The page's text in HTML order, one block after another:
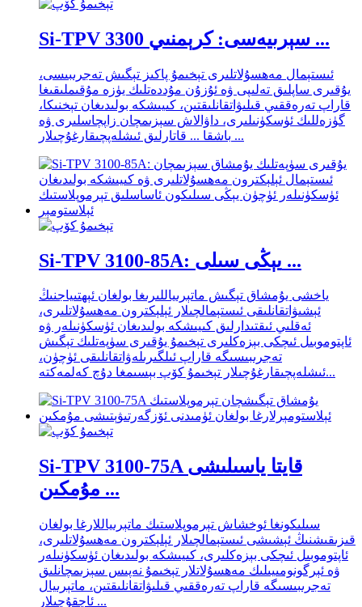
Si-TPV 3300 سېرىيەسى: كرېمنىي ...
ئىستېمال مەھسۇلاتلىرى تېخىمۇ پاكىز تېگىش تەجرىبىسى،
يۇقىرى ساپلىق تەلىپى ۋە ئۇزۇن مۇددەتلىك يۈزە مۇقىملىقىغا
قاراپ تەرەققىي قىلىۋاتقانلىقتىن، كىيىشكە بولىدىغان تېخنىكا،
گۈزەللىك ئۈسكۈنىلىرى، داۋالاش سېزىمچان زاپچاسلىرى ۋە
باشقا ... قاتارلىق ئىشلەپچىقارغۇچىلار ...
Si-TPV 3100-85A: يېڭى سىلى ...
ياخشى يۇمشاق تېگىش ماتېرىياللىرىغا بولغان ئېھتىياجنىڭ
ئېشىۋاتقانلىقى ئىستېمالچىلار ئېلېكترون مەھسۇلاتلىرى،
ئەقلىي ئىقتىدارلىق كىيىشكە بولىدىغان ئۈسكۈنىلەر ۋە
ئاپتوموبىل ئىچكى بېزەكلىرى تېخىمۇ يۇقىرى سۈپەتلىك تېگىش
تەجرىبىسىگە قاراپ ئىلگىرىلەۋاتقانلىقى ئۈچۈن،
ئىشلەپچىقارغۇچىلار تېخىمۇ كۆپ بېسىمغا دۇچ كەلمەكتە...
Si-TPV 3100-75A قايتا ياسىلىشى
مۇمكىن ...
سىلىكونغا ئوخشاش تېرموپلاستىك ماتېرىياللارغا بولغان
قىزىقىشنىڭ ئېشىشى ئىستېمالچىلار ئېلېكترون مەھسۇلاتلىرى،
ئاپتوموبىل ئىچكى بېزەكلىرى، كىيىشكە بولىدىغان ئۈسكۈنىلەر
ۋە ئېرگونومىيىلىك مەھسۇلاتلار تېخىمۇ نەپىس سېزىمچانلىق
تەجرىبىسىگە قاراپ تەرەققىي قىلىۋاتقانلىقتىن، ماتېرىيال
ئاچقۇچىلار ...